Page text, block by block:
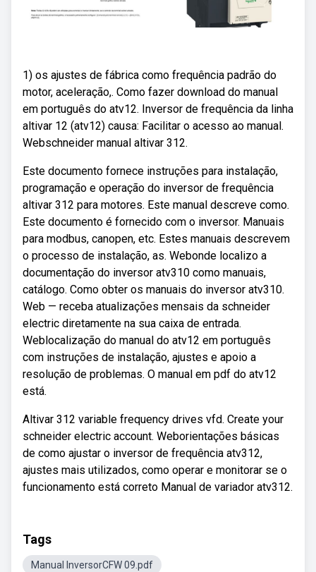
1) os ajustes de fábrica como frequência padrão do
motor, aceleração,. Como fazer download do manual
em português do atv12. Inversor de frequência da linha
altivar 12 (atv12) causa: Facilitar o acesso ao manual.
Webschneider manual altivar 312.
Este documento fornece instruções para instalação,
programação e operação do inversor de frequência
altivar 312 para motores. Este manual descreve como.
Este documento é fornecido com o inversor. Manuais
para modbus, canopen, etc. Estes manuais descrevem
o processo de instalação, as. Webonde localizo a
documentação do inversor atv310 como manuais,
catálogo. Como obter os manuais do inversor atv310.
Web — receba atualizações mensais da schneider
electric diretamente na sua caixa de entrada.
Weblocalização do manual do atv12 em português
com instruções de instalação, ajustes e apoio a
resolução de problemas. O manual em pdf do atv12
está.
Altivar 312 variable frequency drives vfd. Create your
schneider electric account. Weborientações básicas
de como ajustar o inversor de frequência atv312,
ajustes mais utilizados, como operar e monitorar se o
funcionamento está correto Manual de variador atv312.
Tags
Manual InversorCFW 09.pdf